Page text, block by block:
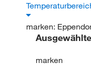
marken:
marken